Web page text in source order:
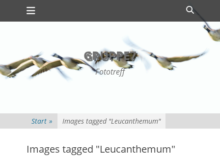
Zum
Inhalt
Primäres Menü
GRUPPE7
Fototreff
Start » Images tagged "Leucanthemum"
Images tagged "Leucanthemum"